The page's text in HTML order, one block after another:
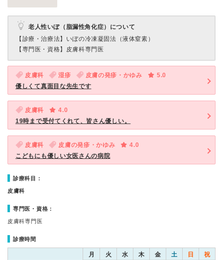
老人性いぼ（脂漏性角化症）について
【診療・治療法】 いぼの冷凍凝固法（液体窒素）
【専門医・資格】 皮膚科専門医
皮膚科 湿疹 皮膚の発疹・かゆみ
5.0
優しくて真面目な先生です
皮膚科
4.0
19時まで受付てくれて、皆さん優しい。
皮膚科 皮膚の発疹・かゆみ
4.0
こどもにも優しい女医さんの病院
診療科目：
皮膚科
専門医・資格：
皮膚科専門医
診療時間
月 火 水 木 金 土 日 祝